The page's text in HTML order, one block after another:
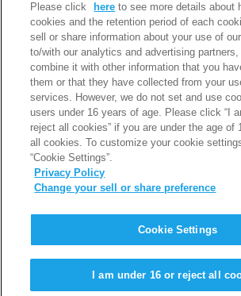
< 前のページ 一覧 次の
Copyright © Iwatani Corporation. All Rights
Please click
here to see more details about
cookies and the retention period of each
sell or share information about your use of
to/with our analytics and advertising
combine it with other information that you
them or that they have collected from your
services. However, we do not set and use
users under 16 years of age. Please click “I
reject all cookies” if you are under the age of
all cookies. To customize your cookie
“Cookie Settings”.
Privacy Policy
Change your sell or share preference
Cookie Settings
I am under 16 or reject all